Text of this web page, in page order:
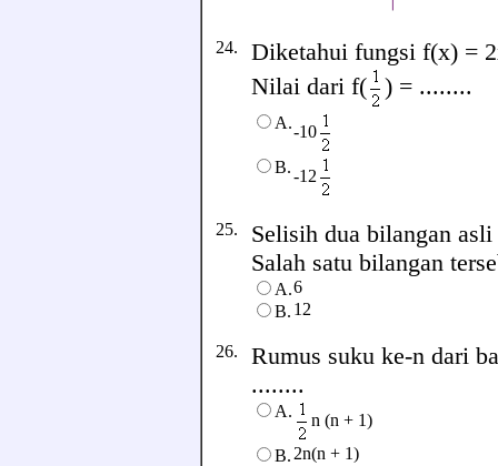
24. Diketahui fungsi f(x) =
Nilai dari f(
) = ........
A.-10
B.-12
25. Selisih dua bilangan
Salah satu bilangan
A.6
B. 12
26. Rumus suku ke-n dari
........
A.
n (n + 1)
B. 2n(n + 1)